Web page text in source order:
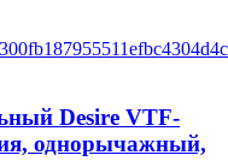
Desire VTF-
однорычажный,